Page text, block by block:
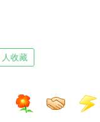
人收藏